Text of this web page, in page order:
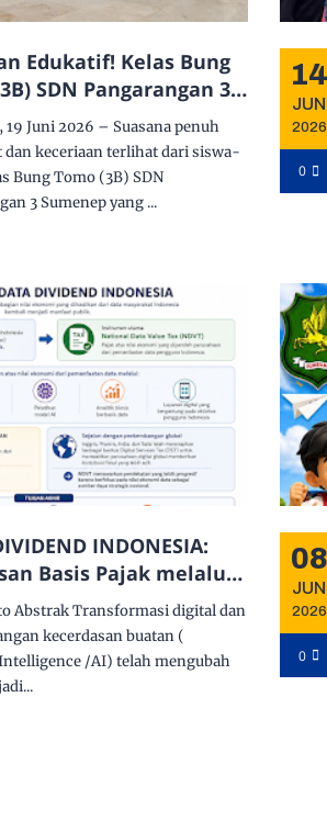
Edukatif! Kelas Bung
SDN Pangarangan 3
Museum dan Keraton
Ciptakan Kenangan
di Akhir Tahun
19 Juni 2026 – Suasana penuh
dan keceriaan terlihat dari siswa-
Bung Tomo (3B) SDN
3 Sumenep yang ...
14
JUN
2026
0
INDONESIA:
Basis Pajak melalui
Data Value Tax untuk
Ketahanan Fiskal
Digital di Era
Buatan
Abstrak Transformasi digital dan
kecerdasan buatan (
/AI) telah mengubah
08
JUN
2026
0